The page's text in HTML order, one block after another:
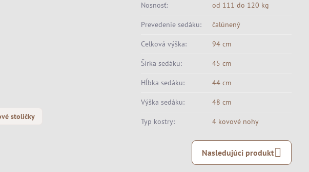
stoličky
Nosnosť: od 111 do 120 kg
Prevedenie sedáku: čalúnený
Celková výška: 94 cm
Šírka sedáku: 45 cm
Hĺbka sedáku: 44 cm
Výška sedáku: 48 cm
Typ kostry: 4 kovové nohy
Nasledujúci produkt